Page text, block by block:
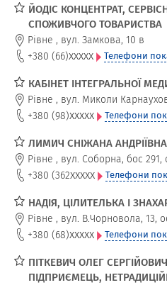
ЙОДІС КОНЦЕНТРАТ,
СПОЖИВЧОГО ТОВАРИСТВА
Рівне , вул. Замкова, 10 в
+380 (66)xxxxx Телефони
КАБІНЕТ ІНТЕГРАЛЬНОЇ
Рівне , вул. Миколи
+380 (98)xxxxx Телефони
ЛИМИЧ СНІЖАНА
Рівне , вул. Соборна, бос 291,
+380 (362xxxxx Телефони
НАДІЯ, ЦІЛИТЕЛЬКА І
Рівне , вул. В.Чорновола, 13,
+380 (68)xxxxx Телефони
ПІТКЕВИЧ ОЛЕГ
ПІДПРИЄМЕЦЬ,